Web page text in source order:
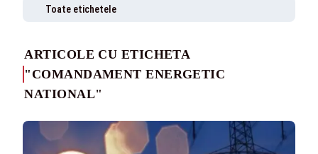
Toate etichetele
ARTICOLE CU ETICHETA
"COMANDAMENT ENERGETIC
NATIONAL"